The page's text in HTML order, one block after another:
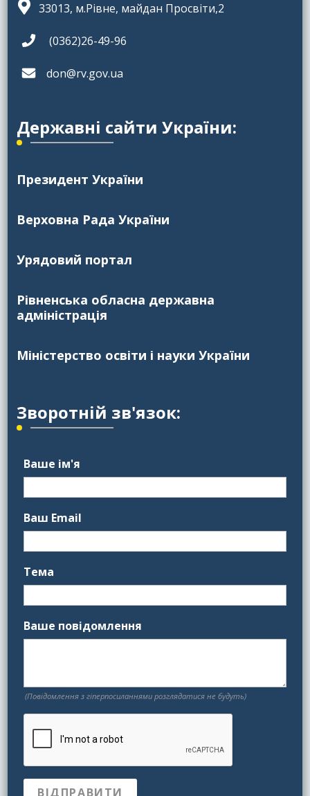
33013, м.Рівне, майдан Просвіти,2
(0362)26-49-96
don@rv.gov.ua
Державні сайти України:
Президент України
Верховна Рада України
Урядовий портал
Рівненська обласна державна
адміністрація
Міністерство освіти і науки України
Зворотній зв'язок:
Ваше ім'я
Ваш Email
Тема
Ваше повідомлення
(Повідомлення з гіперпосиланнями розглядатися не будуть)